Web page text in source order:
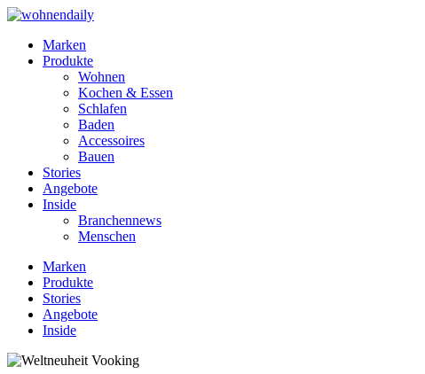
Marken
Produkte
Wohnen
Kochen & Essen
Schlafen
Baden
Accessoires
Bauen
Stories
Angebote
Inside
Branchennews
Menschen
Marken
Produkte
Stories
Angebote
Inside